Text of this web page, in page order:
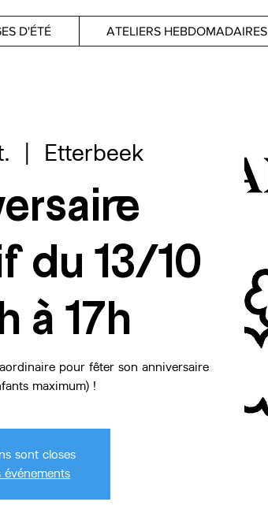
D'ÉTÉ ATELIERS HEBDOMADAIRES
Etterbeek
du 13/10
à 17h
pour fêter son anniversaire
maximum) !
sont closes